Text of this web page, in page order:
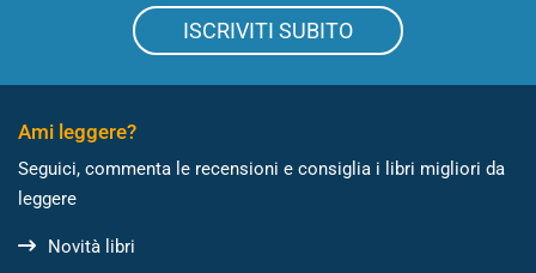
ISCRIVITI SUBITO
Ami leggere?
Seguici, commenta le recensioni e consiglia i libri migliori da
leggere
Novità libri